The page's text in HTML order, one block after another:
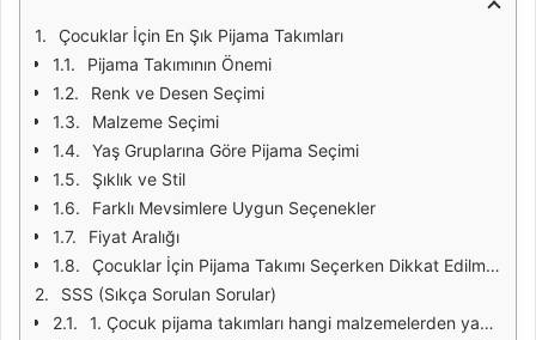
Çocuklar İçin En Şık Pijama Takımları
Pijama Takımının Önemi
Renk ve Desen Seçimi
Malzeme Seçimi
Yaş Gruplarına Göre Pijama Seçimi
Şıklık ve Stil
Farklı Mevsimlere Uygun Seçenekler
Fiyat Aralığı
Çocuklar İçin Pijama Takımı Seçerken Dikkat Edilmesi Gerekenler
SSS (Sıkça Sorulan Sorular)
1. Çocuk pijama takımları hangi malzemelerden yapılmalıdır?